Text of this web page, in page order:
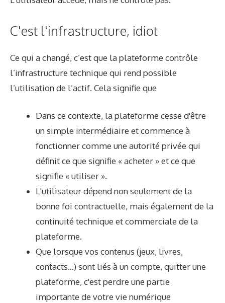
C'est l'infrastructure, idiot
Ce qui a changé, c’est que la plateforme contrôle
l’infrastructure technique qui rend possible
l’utilisation de l’actif. Cela signifie que
Dans ce contexte, la plateforme cesse d'être
un simple intermédiaire et commence à
fonctionner comme une autorité privée qui
définit ce que signifie « acheter » et ce que
signifie « utiliser ».
L'utilisateur dépend non seulement de la
bonne foi contractuelle, mais également de la
continuité technique et commerciale de la
plateforme.
Que lorsque vos contenus (jeux, livres,
contacts…) sont liés à un compte, quitter une
plateforme, c'est perdre une partie
importante de votre vie numérique